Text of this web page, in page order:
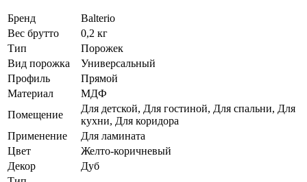
Бренд
Balterio
Вес брутто
0,2 кг
Тип
Порожек
Вид порожка
Универсальный
Профиль
Прямой
Материал
МДФ
Помещение
Для детской, Для гостиной, Для спальни, Для
кухни, Для коридора
Применение
Для ламината
Цвет
Желто-коричневый
Декор
Дуб